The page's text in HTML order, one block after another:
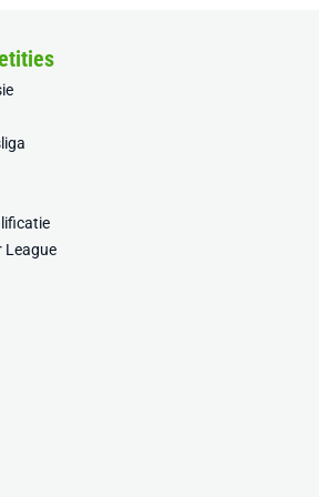
League